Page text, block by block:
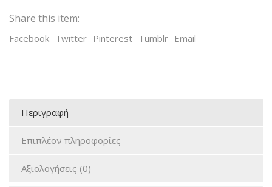
Share this item:
Facebook Twitter Pinterest Tumblr Email
Περιγραφή
Επιπλέον πληροφορίες
Αξιολογήσεις (0)